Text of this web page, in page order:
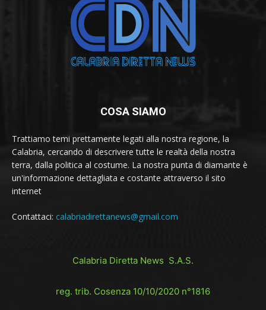
COSA SIAMO
Trattiamo temi prettamente legati alla nostra regione, la
Calabria, cercando di descrivere tutte le realtà della nostra
terra, dalla politica al costume. La nostra punta di diamante è
un'informazione dettagliata e costante attraverso il sito
internet
Contattaci: calabriadirettanews@gmail.com
Calabria Diretta News S.A.S.
reg. trib. Cosenza 10/10/2020 n°1816